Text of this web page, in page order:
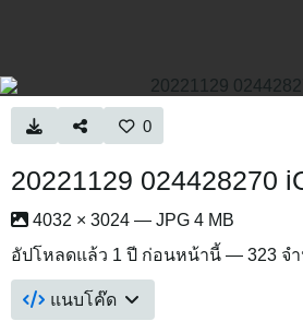
0
20221129 024428270
4032 × 3024 — JPG 4 MB
อัปโหลดแล้ว 1 ปี ก่อนหน้านี้ — 323 จ
แนบโค๊ด